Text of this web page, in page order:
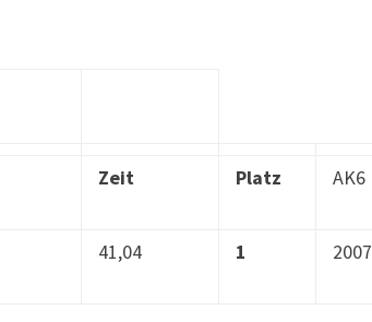
Zeit Platz AK6
41,04 1 2007